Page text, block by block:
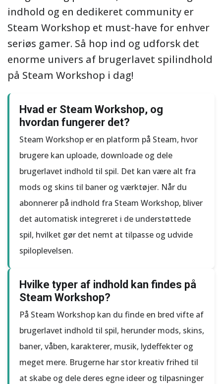
indhold og en dedikeret community er
Steam Workshop et must-have for enhver
seriøs gamer. Så hop ind og udforsk det
enorme univers af brugerlavet spilindhold
på Steam Workshop i dag!
Hvad er Steam Workshop, og
hvordan fungerer det?
Steam Workshop er en platform på Steam, hvor
brugere kan uploade, downloade og dele
brugerlavet indhold til spil. Det kan være alt fra
mods og skins til baner og værktøjer. Når du
abonnerer på indhold fra Steam Workshop, bliver
det automatisk integreret i de understøttede
spil, hvilket gør det nemt at tilpasse og udvide
spiloplevelsen.
Hvilke typer af indhold kan findes på
Steam Workshop?
På Steam Workshop kan du finde en bred vifte af
brugerlavet indhold til spil, herunder mods, skins,
baner, våben, karakterer, musik, lydeffekter og
meget mere. Brugerne har stor kreativ frihed til
at skabe og dele deres egne ideer og tilpasninger